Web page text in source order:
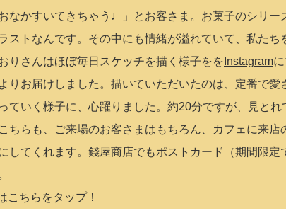
なかすいてきちゃう♩」とお客さま。お菓子のシリ
ストなんです。その中にも情緒が溢れていて、私たち
りさんはほぼ毎日スケッチを描く様子をを Instagram
りお届けしました。描いていただいたのは、定番で
ていく様子に、心躍りました。約20分ですが、見とれ
ちらも、ご来場のお客さまはもちろん、カフェに来店
してくれます。錢屋商店でもポストカード（期間限
こちらをタップ！